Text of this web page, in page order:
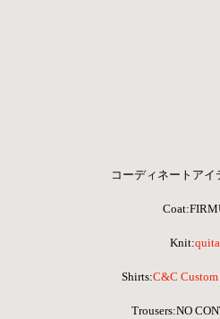
コーディネートアイ
Knit:
Shirts:C&C Custom
Trousers:NO